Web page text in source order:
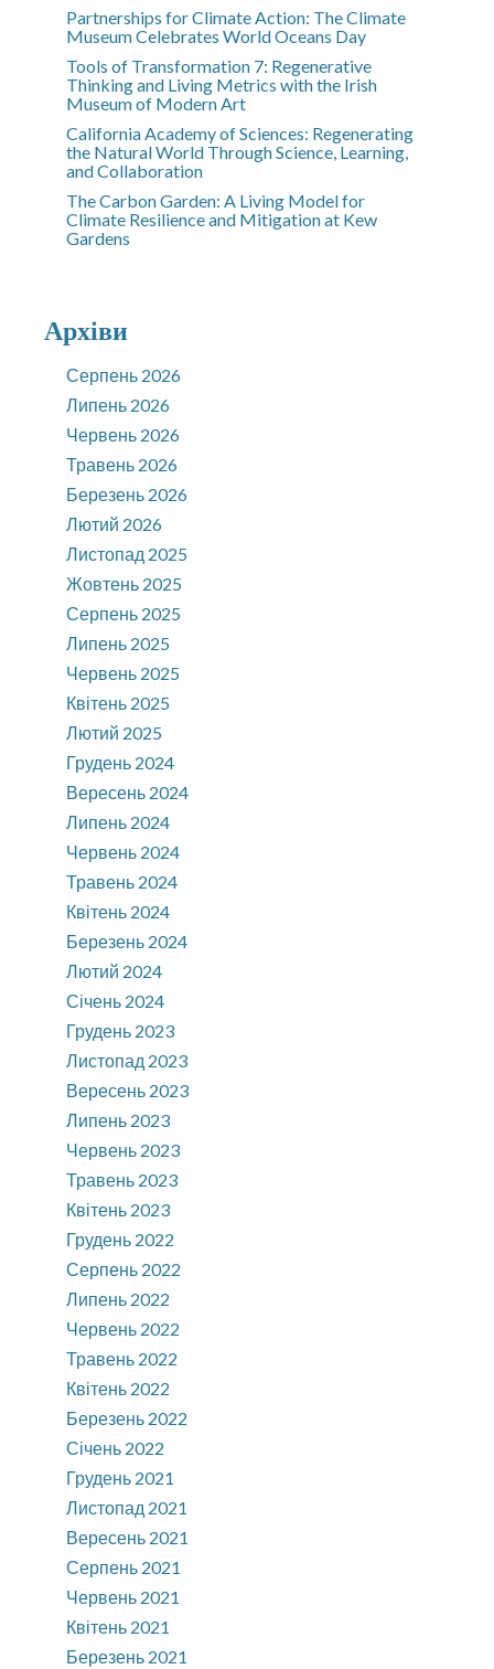
Partnerships for Climate Action: The Climate
Museum Celebrates World Oceans Day
Tools of Transformation 7: Regenerative
Thinking and Living Metrics with the Irish
Museum of Modern Art
California Academy of Sciences: Regenerating
the Natural World Through Science, Learning,
and Collaboration
The Carbon Garden: A Living Model for
Climate Resilience and Mitigation at Kew
Gardens
Архіви
Серпень 2026
Липень 2026
Червень 2026
Травень 2026
Березень 2026
Лютий 2026
Листопад 2025
Жовтень 2025
Серпень 2025
Липень 2025
Червень 2025
Квітень 2025
Лютий 2025
Грудень 2024
Вересень 2024
Липень 2024
Червень 2024
Травень 2024
Квітень 2024
Березень 2024
Лютий 2024
Січень 2024
Грудень 2023
Листопад 2023
Вересень 2023
Липень 2023
Червень 2023
Травень 2023
Квітень 2023
Грудень 2022
Серпень 2022
Липень 2022
Червень 2022
Травень 2022
Квітень 2022
Березень 2022
Січень 2022
Грудень 2021
Листопад 2021
Вересень 2021
Серпень 2021
Червень 2021
Квітень 2021
Березень 2021